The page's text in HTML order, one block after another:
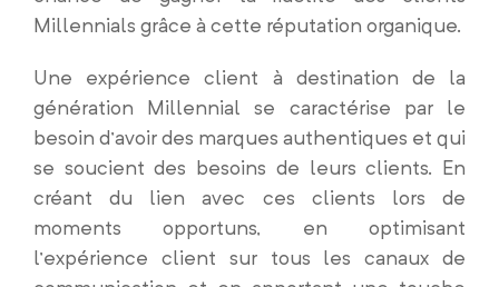
Millennials grâce à cette réputation organique.
Une expérience client à destination de la
génération Millennial se caractérise par le
besoin d’avoir des marques authentiques et qui
se soucient des besoins de leurs clients. En
créant du lien avec ces clients lors de
moments opportuns, en optimisant
l’expérience client sur tous les canaux de